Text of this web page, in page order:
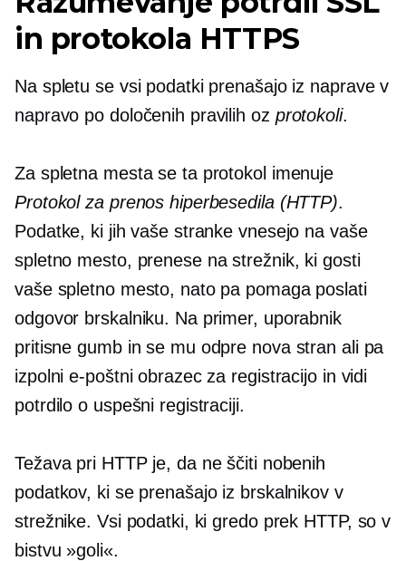
in protokola HTTPS
Na spletu se vsi podatki prenašajo iz naprave v
napravo po določenih pravilih oz protokoli.
Za spletna mesta se ta protokol imenuje
Protokol za prenos hiperbesedila (HTTP).
Podatke, ki jih vaše stranke vnesejo na vaše
spletno mesto, prenese na strežnik, ki gosti
vaše spletno mesto, nato pa pomaga poslati
odgovor brskalniku. Na primer, uporabnik
pritisne gumb in se mu odpre nova stran ali pa
izpolni e-poštni obrazec za registracijo in vidi
potrdilo o uspešni registraciji.
Težava pri HTTP je, da ne ščiti nobenih
podatkov, ki se prenašajo iz brskalnikov v
strežnike. Vsi podatki, ki gredo prek HTTP, so v
bistvu »goli«.